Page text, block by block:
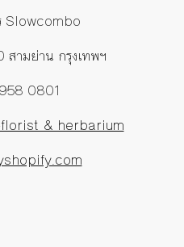
Slowcombo
ามย่าน กรุงเทพฯ
0801
& herbarium